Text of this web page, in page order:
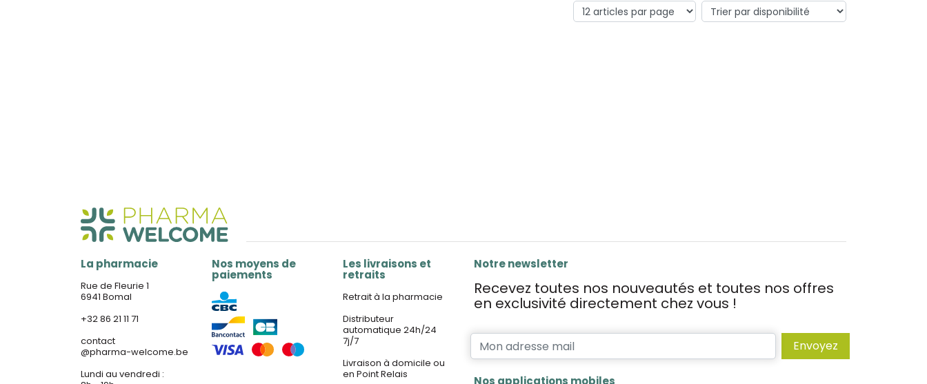
La pharmacie
Rue de Fleurie 1
6941 Bomal
+32 86 21 11 71
contact
@pharma-welcome.be
Lundi au vendredi :
Nos moyens de
paiements
Les livraisons et
retraits
Retrait à la pharmacie
Distributeur
automatique 24h/24
7j/7
Livraison à domicile ou
en Point Relais
Notre newsletter
Recevez toutes nos nouveautés et toutes nos offres
en exclusivité directement chez vous !
Envoyez
Nos applications mobiles